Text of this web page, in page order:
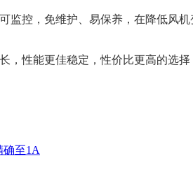
监控，免维护、易保养，在降低风
，性能更佳稳定，性价比更高的选择
确至1A